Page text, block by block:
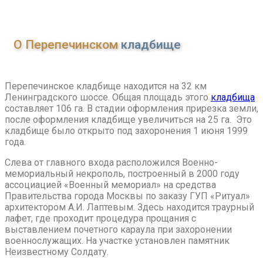
О Перепечинскомкладбище
Перепечинское кладбище находится на 32 км
Ленинградского шоссе. Общая площадь этого кладбища
составляет 106 га. В стадии оформления прирезка земли,
после оформления кладбище увеличиться на 25 га. Это
кладбище было открыто под захоронения 1 июня 1999
года.
Слева от главного входа расположился Военно-
мемориальный некрополь, построенный в 2000 году
ассоциацией «Военный мемориал» на средства
Правительства города Москвы по заказу ГУП «Ритуал»
архитектором А.И. Лаптевым. Здесь находится траурный
лафет, где проходит процедура прощания с
выставлением почетного караула при захоронении
военнослужащих. На участке установлен памятник
Неизвестному Солдату.